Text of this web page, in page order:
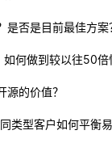
是否是目前最佳方案
何做到较以往50倍
的价值？
类型客户如何平衡